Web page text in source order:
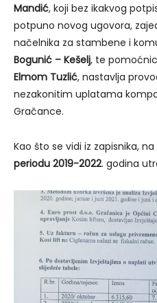
Mandić, koji bez ikakvog
potpuno novog ugovora,
načelnika za stambene i
Bogunić – Kešelj, te
Elmom Tuzlić, nastavlja
nezakonitim uplatama
Gračance.
Kao što se vidi iz zapisnika,
periodu 2019-2022. godina